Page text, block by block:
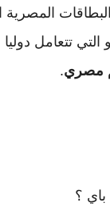
.
باي ؟